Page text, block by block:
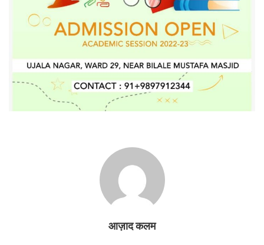
आज़ाद कलम